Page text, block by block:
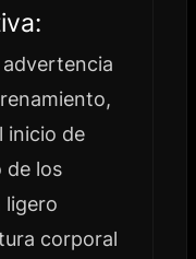
inicio de
de los
ligero
corporal